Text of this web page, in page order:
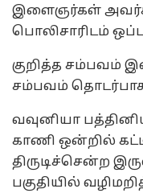
இளைஞர்கள்
பொலிசாரிடம்
குறித்த சம்பவம்
சம்பவம் தொடர்பாக
வவுனியா
காணி ஒன்றில்
திருடிச்சென்ற
பகுதியில்